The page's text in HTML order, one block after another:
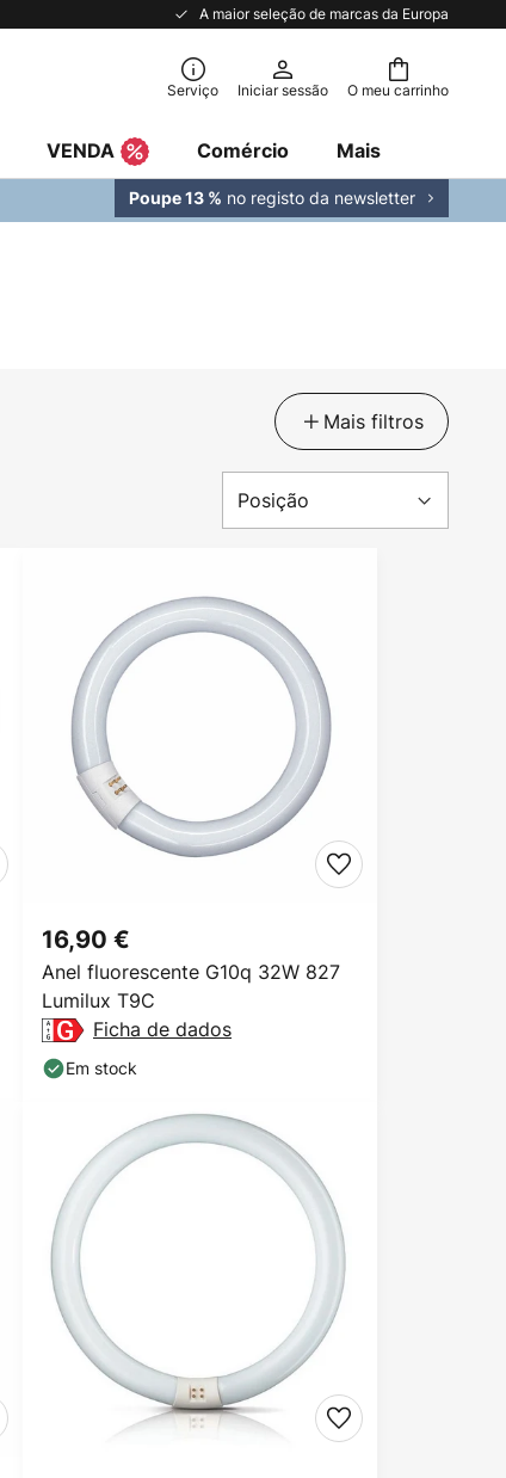
A maior seleção de marcas da Europa
O meu carrinho
Serviço Iniciar sessão
VENDA Comércio Mais
Poupe 13 % no registo da newsletter
Mais filtros
Anel fluorescente G10q 32W 827
Lumilux T9C
16,90 €
Ficha de dados
Em stock